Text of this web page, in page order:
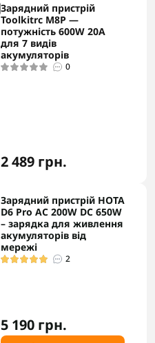
Зарядний пристрій
Toolkitrc M8P —
потужність 600W 20A
для 7 видів
акумуляторів
0
2 489 грн.
Зарядний пристрій HOTA
D6 Pro AC 200W DC 650W
– зарядка для живлення
акумуляторів від
мережі
2
5 190 грн.